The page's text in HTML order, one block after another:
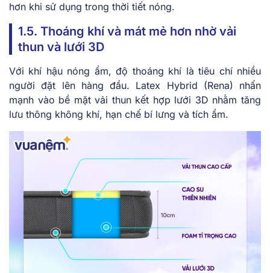
hơn khi sử dụng trong thời tiết nóng.
1.5. Thoáng khí và mát mẻ hơn nhờ vải
thun và lưới 3D
Với khí hậu nóng ẩm, độ thoáng khí là tiêu chí nhiều
người đặt lên hàng đầu. Latex Hybrid (Rena) nhấn
mạnh vào bề mặt vải thun kết hợp lưới 3D nhằm tăng
lưu thông không khí, hạn chế bí lưng và tích ẩm.